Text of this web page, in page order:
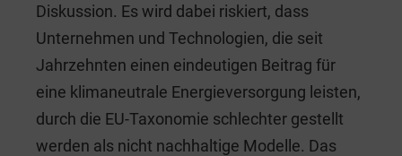
Diskussion. Es wird dabei riskiert, dass
Unternehmen und Technologien, die seit
Jahrzehnten einen eindeutigen Beitrag für
eine klimaneutrale Energieversorgung leisten,
durch die EU-Taxonomie schlechter gestellt
werden als nicht nachhaltige Modelle. Das